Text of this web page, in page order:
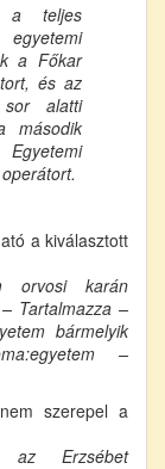
a teljes
a Főkar
és az
alatti
második
a kiválasztott
orvosi karán
Tartalmazza –
bármelyik
–
szerepel a
Erzsébet